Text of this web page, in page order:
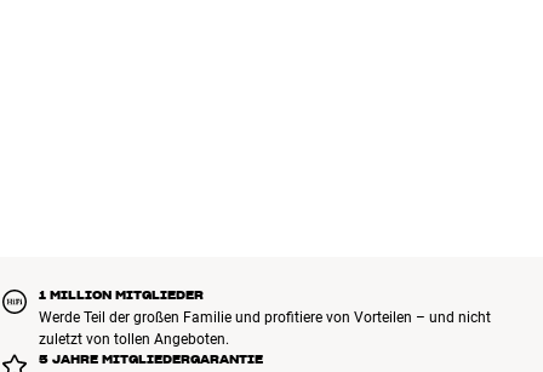
1 MILLION MITGLIEDER
Werde Teil der großen Familie und profitiere von Vorteilen – und nicht
zuletzt von tollen Angeboten.
5 JAHRE MITGLIEDERGARANTIE